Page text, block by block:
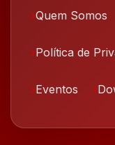
Quem Somos
Política de
Eventos